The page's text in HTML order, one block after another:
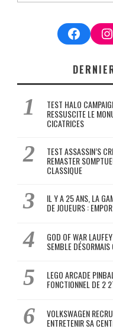
TEST HALO
RESSUSCITE LE
CICATRICES
TEST ASSASSIN’S
REMASTER
CLASSIQUE
IL Y A 25 ANS, LA
DE JOUEURS :
GOD OF WAR
SEMBLE
LEGO ARCADE
FONCTIONNEL DE 2
VOLKSWAGEN
ENTRETENIR SA